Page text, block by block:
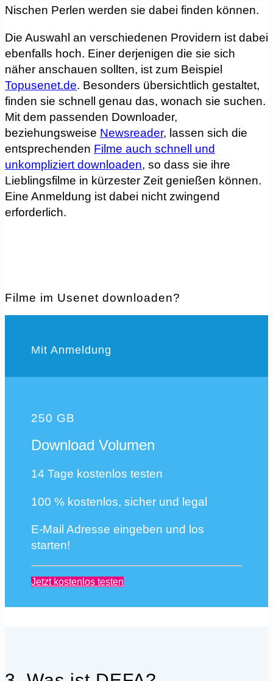
Nischen Perlen werden sie dabei finden können.
Die Auswahl an verschiedenen Providern ist dabei
ebenfalls hoch. Einer derjenigen die sie sich
näher anschauen sollten, ist zum Beispiel
Topusenet.de. Besonders übersichtlich gestaltet,
finden sie schnell genau das, wonach sie suchen.
Mit dem passenden Downloader,
beziehungsweise Newsreader, lassen sich die
entsprechenden Filme auch schnell und
unkompliziert downloaden, so dass sie ihre
Lieblingsfilme in kürzester Zeit genießen können.
Eine Anmeldung ist dabei nicht zwingend
erforderlich.
Filme im Usenet downloaden?
Mit Anmeldung
250 GB
Download Volumen
14 Tage kostenlos testen
100 % kostenlos, sicher und legal
E-Mail Adresse eingeben und los
starten!
Jetzt kostenlos testen